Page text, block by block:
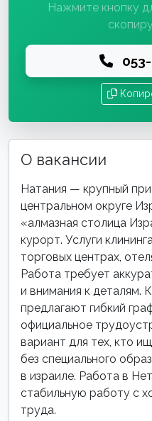
Нажмите кнопку
О вакансии
Натания — крупный
центральном округе
«алмазная столица
курорт. Услуги
торговых центрах,
Работа требует
и внимания к деталям.
предлагают гибкий
официальное
вариант для тех, кто
без специального
в израиле. Работа в
стабильную работу с
труда.